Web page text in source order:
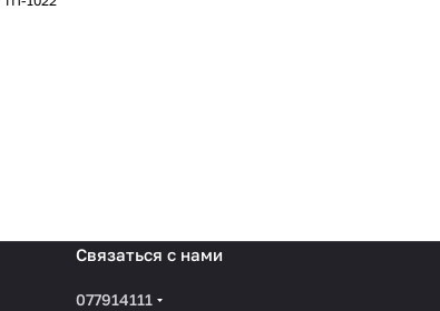
Связаться с нами
077914111